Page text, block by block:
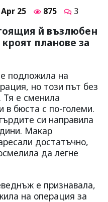
25 875 3
й възлюбен
планове за
подложила на
но този път без
Тя е сменила
в бюста с по-големи.
си направила
Макар
достатъчно,
да легне
е признавала,
на операция за